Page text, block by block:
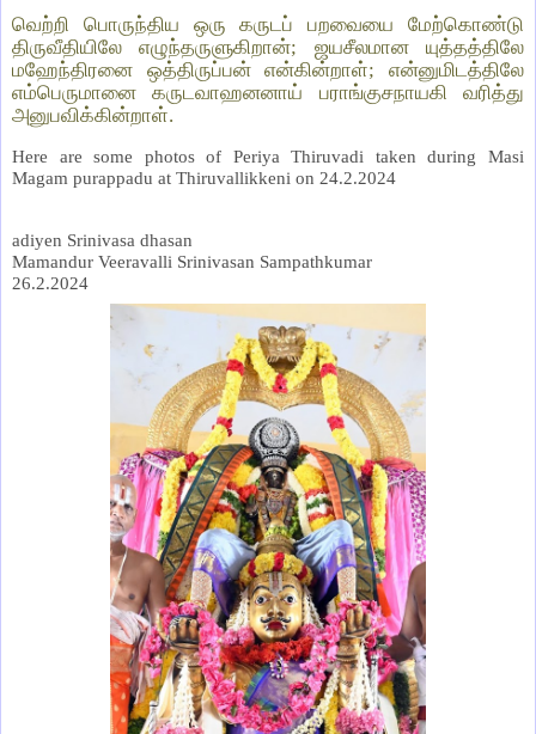
வெற்றி பொருந்திய ஒரு கருடப் பறவையை மேற்கொண்டு
திருவீதியிலே எழுந்தருளுகிறான்; ஜயசீலமான யுத்தத்திலே
மஹேந்திரனை ஒத்திருப்பன் என்கின்றாள்; என்னுமிடத்திலே
எம்பெருமானை கருடவாஹனனாய் பராங்குசநாயகி வரித்து
அனுபவிக்கின்றாள்.
Here are some photos of Periya Thiruvadi taken during Masi
Magam purappadu at Thiruvallikkeni on 24.2.2024
adiyen Srinivasa dhasan
Mamandur Veeravalli Srinivasan Sampathkumar
26.2.2024